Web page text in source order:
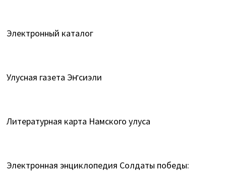
Электронный каталог
Улусная газета Эҥсиэли
Литературная карта Намского улуса
Электронная энциклопедия Солдаты победы: